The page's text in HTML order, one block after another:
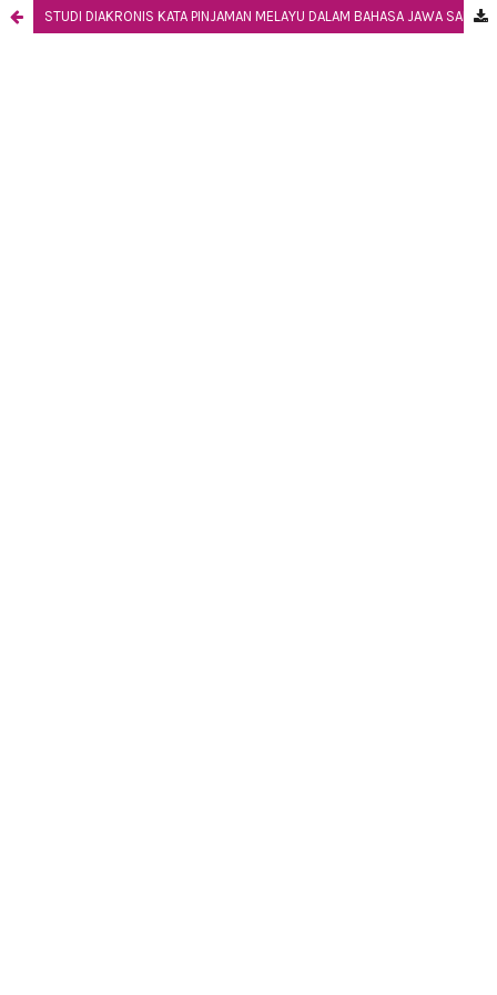
STUDI DIAKRONIS KATA PINJAMAN MELAYU DALAM BAHASA JAWA SALA